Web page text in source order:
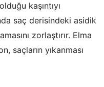
kaşıntıyı
saç derisindeki asidik
zorlaştırır. Elma
saçların yıkanması